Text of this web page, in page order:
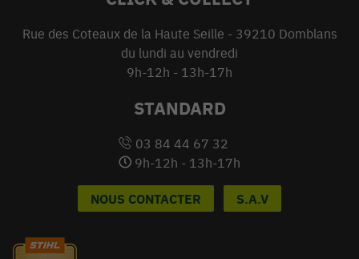
Rue des Coteaux de la Haute Seille - 39210 Domblans
du lundi au vendredi
9h-12h - 13h-17h
STANDARD
03 84 44 67 32
9h-12h - 13h-17h
NOUS CONTACTER S.A.V